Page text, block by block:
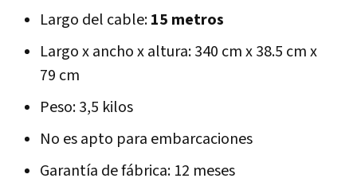
Largo del cable:15 metros
Largo x ancho x altura: 340 cm x 38.5 cm x
79 cm
Peso: 3,5 kilos
No es apto para embarcaciones
Garantía de fábrica: 12 meses